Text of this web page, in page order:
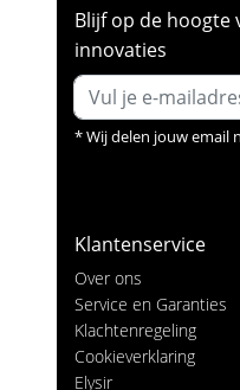
Blijf op de hoogte
innovaties
* Wij delen jouw email
Klantenservice
Over ons
Service en Garanties
Klachtenregeling
Cookieverklaring
Elysir